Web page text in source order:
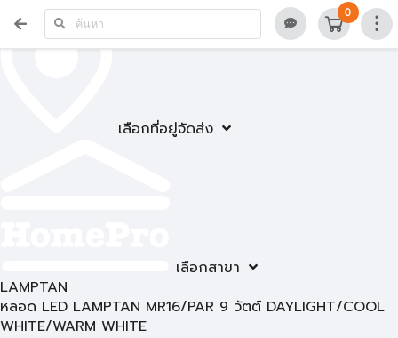
เลือกที่อยู่จัดส่ง
เลือกสาขา
0
LAMPTAN
หลอด LED LAMPTAN MR16/PAR 9 วัตต์ DAYLIGHT/COOL
WHITE/WARM WHITE